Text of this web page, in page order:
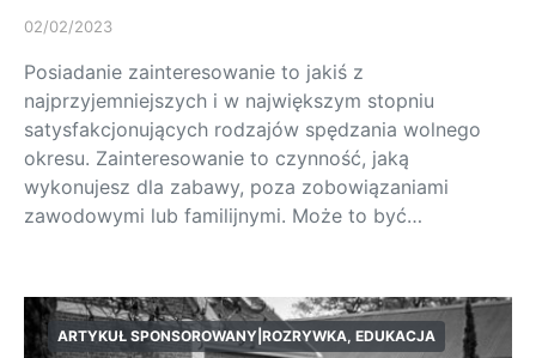
02/02/2023
Posiadanie zainteresowanie to jakiś z
najprzyjemniejszych i w największym stopniu
satysfakcjonujących rodzajów spędzania wolnego
okresu. Zainteresowanie to czynność, jaką
wykonujesz dla zabawy, poza zobowiązaniami
zawodowymi lub familijnymi. Może to być…
ARTYKUŁ SPONSOROWANY|ROZRYWKA, EDUKACJA